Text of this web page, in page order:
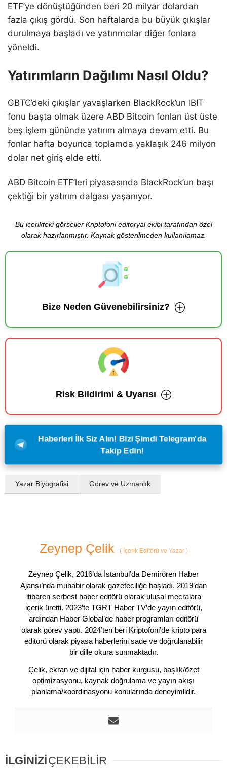
ETF’ye dönüştüğünden beri 20 milyar dolardan
fazla çıkış gördü. Son haftalarda bu büyük çıkışlar
durulmaya başladı ve yatırımcılar diğer fonlara
yöneldi.
Yatırımların Dağılımı Nasıl Oldu?
GBTC’deki çıkışlar yavaşlarken BlackRock’un IBIT
fonu başta olmak üzere ABD Bitcoin fonları üst üste
beş işlem gününde yatırım almaya devam etti. Bu
fonlar hafta boyunca toplamda yaklaşık 246 milyon
dolar net giriş elde etti.
ABD Bitcoin ETF’leri piyasasında BlackRock’un başı
çektiği bir yatırım dalgası yaşanıyor.
Bu içerikteki görseller Kriptofoni editoryal ekibi tarafından özel
olarak hazırlanmıştır. Kaynak gösterilmeden kullanılamaz.
Bize Neden Güvenebilirsiniz?
Risk Bildirimi & Uyarısı
Haberleri İlk Siz Alın! Bizi Şimdi Telegram'da
Takip Edin!
Yazar Biyografisi Görev ve Uzmanlık
Zeynep Çelik (İçerik Editörü ve Yazar )
Zeynep Çelik, 2016’da İstanbul’da Demirören Haber
Ajansı’nda muhabir olarak gazeteciliğe başladı. 2019’dan
itibaren serbest haber editörü olarak ulusal mecralara
içerik üretti. 2023’te TGRT Haber TV’de yayın editörü,
ardından Haber Global’de haber programları editörü
olarak görev yaptı. 2024’ten beri Kriptofoni’de kripto para
editörü olarak piyasa haberlerini sade ve doğrulanabilir
bir dille okura sunmaktadır.
Çelik, ekran ve dijital için haber kurgusu, başlık/özet
optimizasyonu, kaynak doğrulama ve yayın akışı
planlama/koordinasyonu konularında deneyimlidir.
İLGİNİZİÇEKEBİLİR